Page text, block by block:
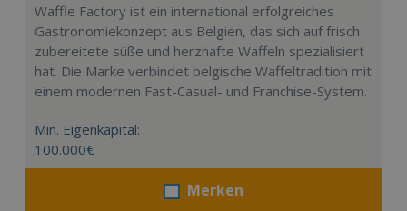
Waffle Factory ist ein international erfolgreiches
Gastronomiekonzept aus Belgien, das sich auf frisch
zubereitete süße und herzhafte Waffeln spezialisiert
hat. Die Marke verbindet belgische Waffeltradition mit
einem modernen Fast-Casual- und Franchise-System.
Min. Eigenkapital:
100.000€
Merken